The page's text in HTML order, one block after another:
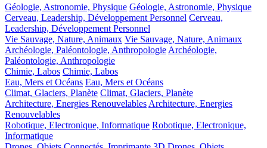
Géologie, Astronomie, Physique Géologie, Astronomie, Physique
Cerveau, Leadership, Développement Personnel Cerveau,
Leadership, Développement Personnel
Vie Sauvage, Nature, Animaux Vie Sauvage, Nature, Animaux
Archéologie, Paléontologie, AnthropologieArchéologie,
Paléontologie, Anthropologie
Chimie, Labos Chimie, Labos
Eau, Mers et Océans Eau, Mers et Océans
Climat, Glaciers, Planète Climat, Glaciers, Planète
Architecture, Energies RenouvelablesArchitecture, Energies
Renouvelables
Robotique, Electronique, Informatique Robotique, Electronique,
Informatique